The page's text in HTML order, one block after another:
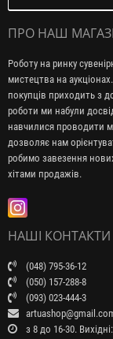
ПРО НАШ
Роботу на ринку
мистецтва на
покупців приходить з
роботи ми набули
навчилися проводити
дозволяє нам
робимо завезення
хітами продажів.
НАШІ КОНТАКТИ
(048) 795-36-12
(050) 157-288-8
(093) 023-444-3
з 8 до 16-30.